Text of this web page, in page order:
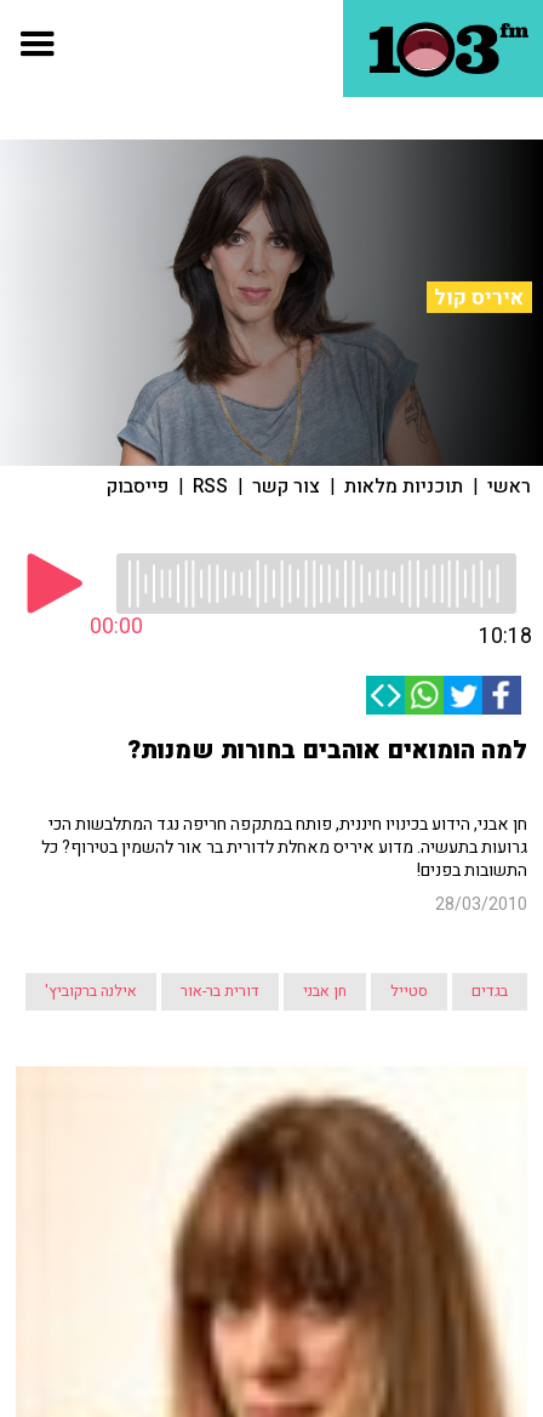
איריס קול
ראשי | תוכניות מלאות | צור קשר |
RSS
| פייסבוק
00:00 10:18
למה הומואים אוהבים בחורות שמנות?
חן אבני, הידוע בכינויו חיננית, פותח במתקפה חריפה נגד המתלבשות הכי
גרועות בתעשיה. מדוע איריס מאחלת לדורית בר אור להשמין בטירוף? כל
התשובות בפנים!
28/03/2010
בגדים סטייל חן אבני דורית בר-אור אילנה ברקוביץ'